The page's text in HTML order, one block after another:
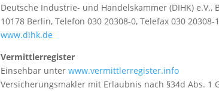
Deutsche Industrie- und Handelskammer (DIHK) e.V.,
10178 Berlin, Telefon 030 20308-0, Telefax 030
www.dihk.de
Vermittlerregister
Einsehbar unter www.vermittlerregister.info
Versicherungsmakler mit Erlaubnis nach §34d Abs. 1